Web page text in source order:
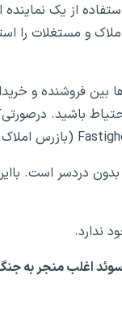
از یک
و مستغلات را
بین فروشنده و
باشید.
بدون دردسر است.
ندارد.
در سوئد اغلب منجر